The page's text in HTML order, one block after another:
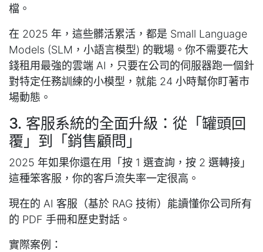
檔。
在 2025 年，這些髒活累活，都是 Small Language
Models (SLM，小語言模型) 的戰場。你不需要花大
錢租用最強的雲端 AI，只要在公司的伺服器跑一個針
對特定任務訓練的小模型，就能 24 小時幫你盯著市
場動態。
3. 客服系統的全面升級：從「罐頭回
覆」到「銷售顧問」
2025 年如果你還在用「按 1 選查詢，按 2 選轉接」
這種笨客服，你的客戶流失率一定很高。
現在的 AI 客服（基於 RAG 技術）能讀懂你公司所有
的 PDF 手冊和歷史對話。
實際案例：